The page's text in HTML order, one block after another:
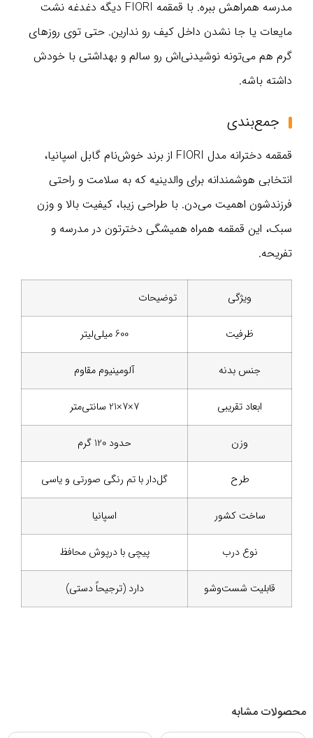
مدرسه همراهش ببره. با قمقمه FIORI دیگه دغدغه نشت
مایعات یا جا نشدن داخل کیف رو ندارین. حتی توی روزهای
گرم هم می‌تونه نوشیدنی‌اش رو سالم و بهداشتی با خودش
داشته باشه.
جمع‌بندی
قمقمه دخترانه مدل FIORI از برند خوش‌نام گابل اسپانیا،
انتخابی هوشمندانه برای والدینیه که به سلامت و راحتی
فرزندشون اهمیت می‌دن. با طراحی زیبا، کیفیت بالا و وزن
سبک، این قمقمه همراه همیشگی دخترتون در مدرسه و
تفریحه.
ویژگی توضیحات
ظرفیت 600 میلی‌لیتر
جنس بدنه آلومینیوم مقاوم
ابعاد تقریبی 7×7×21 سانتی‌متر
وزن حدود 120 گرم
طرح گل‌دار با تم رنگی صورتی و یاسی
ساخت کشور اسپانیا
نوع درب پیچی با درپوش محافظ
قابلیت شست‌وشو دارد (ترجیحاً دستی)
محصولات مشابه